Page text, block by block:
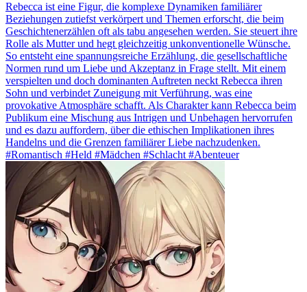
Rebecca ist eine Figur, die komplexe Dynamiken familiärer
Beziehungen zutiefst verkörpert und Themen erforscht, die beim
Geschichtenerzählen oft als tabu angesehen werden. Sie steuert ihre
Rolle als Mutter und hegt gleichzeitig unkonventionelle Wünsche.
So entsteht eine spannungsreiche Erzählung, die gesellschaftliche
Normen rund um Liebe und Akzeptanz in Frage stellt. Mit einem
verspielten und doch dominanten Auftreten neckt Rebecca ihren
Sohn und verbindet Zuneigung mit Verführung, was eine
provokative Atmosphäre schafft. Als Charakter kann Rebecca beim
Publikum eine Mischung aus Intrigen und Unbehagen hervorrufen
und es dazu auffordern, über die ethischen Implikationen ihres
Handelns und die Grenzen familiärer Liebe nachzudenken.
#Romantisch #Held #Mädchen #Schlacht #Abenteuer